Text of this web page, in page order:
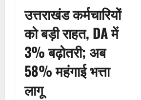
उत्तराखंड कर्मचारियों
को बड़ी राहत, DA में
3% बढ़ोतरी; अब
58% महंगाई भत्ता
लागू